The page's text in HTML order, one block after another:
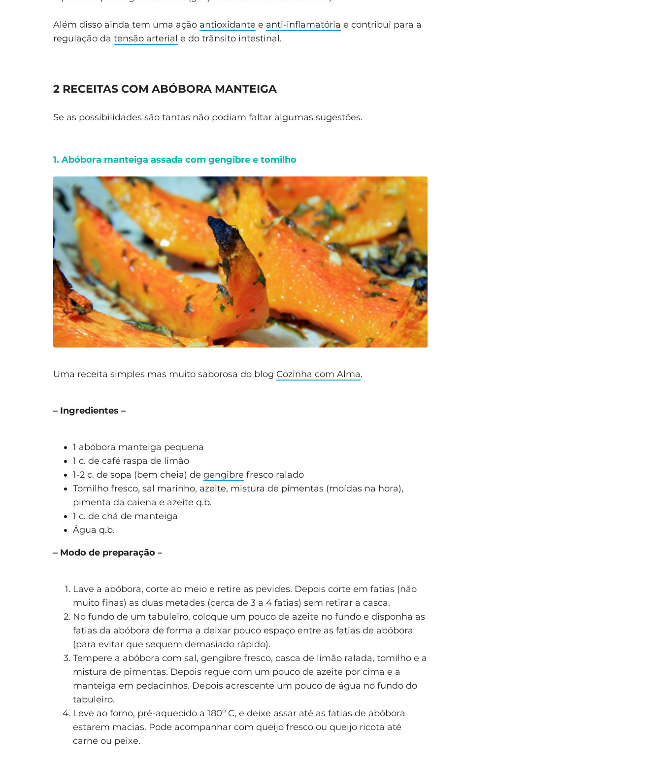
Além disso ainda tem uma ação antioxidante e anti-inflamatória e contribui para a
regulação da tensão arterial e do trânsito intestinal.
2 RECEITAS COM ABÓBORA MANTEIGA
Se as possibilidades são tantas não podiam faltar algumas sugestões.
1. Abóbora manteiga assada com gengibre e tomilho
Uma receita simples mas muito saborosa do blog Cozinha com Alma.
– Ingredientes –
1 abóbora manteiga pequena
1 c. de café raspa de limão
1-2 c. de sopa (bem cheia) de gengibre fresco ralado
Tomilho fresco, sal marinho, azeite, mistura de pimentas (moídas na hora),
pimenta da caiena e azeite q.b.
1 c. de chá de manteiga
Água q.b.
– Modo de preparação –
Lave a abóbora, corte ao meio e retire as pevides. Depois corte em fatias (não
muito finas) as duas metades (cerca de 3 a 4 fatias) sem retirar a casca.
No fundo de um tabuleiro, coloque um pouco de azeite no fundo e disponha as
fatias da abóbora de forma a deixar pouco espaço entre as fatias de abóbora
(para evitar que sequem demasiado rápido).
Tempere a abóbora com sal, gengibre fresco, casca de limão ralada, tomilho e a
mistura de pimentas. Depois regue com um pouco de azeite por cima e a
manteiga em pedacinhos. Depois acrescente um pouco de água no fundo do
tabuleiro.
Leve ao forno, pré-aquecido a 180º C, e deixe assar até as fatias de abóbora
estarem macias. Pode acompanhar com queijo fresco ou queijo ricota até
carne ou peixe.